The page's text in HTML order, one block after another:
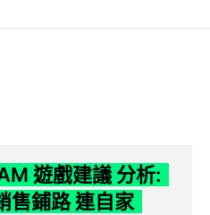
遊戲建議 分析:
售鋪路 連自家